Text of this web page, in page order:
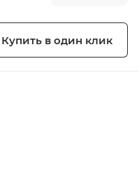
Купить в один клик